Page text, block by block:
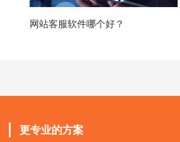
网站客服软件哪个好？
更专业的方案